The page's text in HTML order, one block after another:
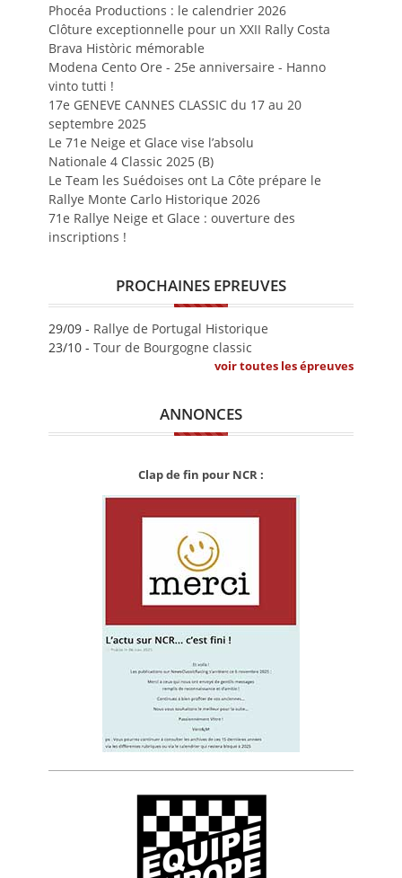
Phocéa Productions : le calendrier 2026
Clôture exceptionnelle pour un XXII Rally Costa
Brava Històric mémorable
Modena Cento Ore - 25e anniversaire - Hanno
vinto tutti !
17e GENEVE CANNES CLASSIC du 17 au 20
septembre 2025
Le 71e Neige et Glace vise l’absolu
Nationale 4 Classic 2025 (B)
Le Team les Suédoises ont La Côte prépare le
Rallye Monte Carlo Historique 2026
71e Rallye Neige et Glace : ouverture des
inscriptions !
PROCHAINES EPREUVES
29/09 - Rallye de Portugal Historique
23/10 - Tour de Bourgogne classic
voir toutes les épreuves
ANNONCES
Clap de fin pour NCR :